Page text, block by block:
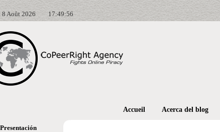
8 Août 2026 17:49:57
Presentación
Accueil Acerca del blog